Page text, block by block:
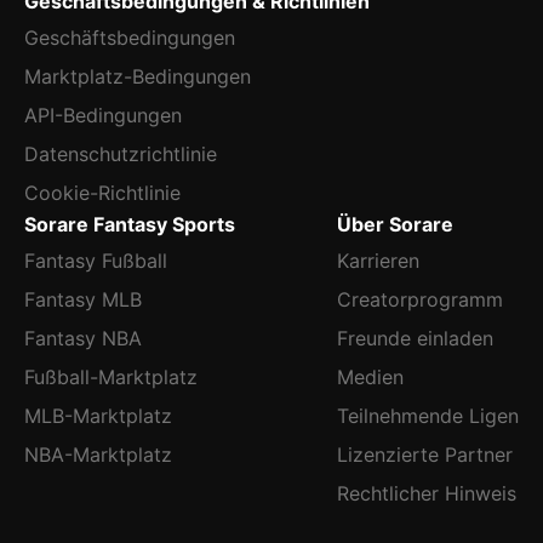
Geschäftsbedingungen
Marktplatz-Bedingungen
API-Bedingungen
Datenschutzrichtlinie
Cookie-Richtlinie
Sorare Fantasy Sports
Fantasy Fußball
Fantasy MLB
Fantasy NBA
Fußball-Marktplatz
MLB-Marktplatz
NBA-Marktplatz
Über Sorare
Karrieren
Creatorprogramm
Freunde einladen
Medien
Teilnehmende Ligen
Lizenzierte Partner
Rechtlicher Hinweis